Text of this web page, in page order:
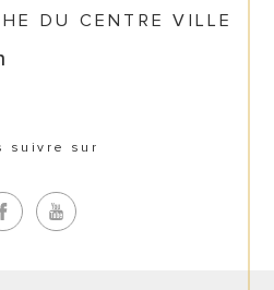
DU CENTRE VILLE
suivre sur